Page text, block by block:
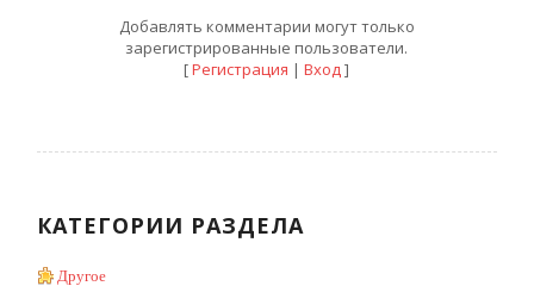
Добавлять комментарии могут только
зарегистрированные пользователи.
[Регистрация |Вход]
КАТЕГОРИИ РАЗДЕЛА
Другое